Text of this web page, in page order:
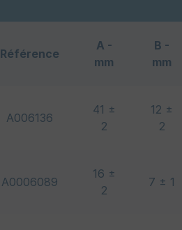
Référence
A -
mm
B -
mm
A006136
41 ±
2
12 ±
2
A0006089
16 ±
2
7 ± 1